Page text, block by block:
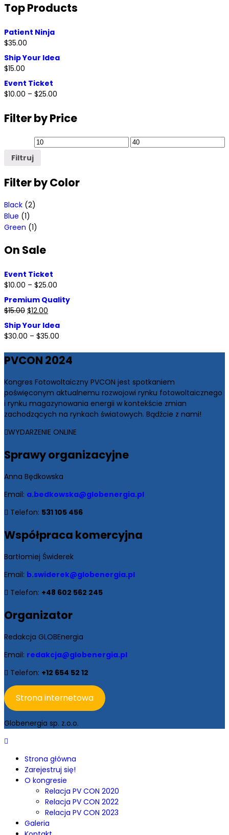
TopProducts
Patient Ninja
$35.00
Ship Your Idea
$15.00
Event Ticket
$10.00 – $25.00
Filter byPrice
Filtruj
Filter byColor
Black (2)
Blue (1)
Green (1)
On Sale
Event Ticket
$10.00 – $25.00
Premium Quality
$15.00 $12.00
Ship Your Idea
$30.00 – $35.00
PVCON 2024
Kongres Fotowoltaiczny PVCON jest spotkaniem
poświęconym aktualnemu rozwojowi rynku fotowoltaicznego
i rynku magazynowania energii w kontekście zmian
zachodzących na rynkach światowych. Bądźcie z nami!
WYDARZENIE ONLINE
Sprawyorganizacyjne
Anna Będkowska
Email: a.bedkowska@globenergia.pl
Telefon: 531 105 456
Współpraca komercyjna
Bartłomiej Świderek
Email: b.swiderek@globenergia.pl
Telefon: +48 602 562 245
Organizator
Redakcja GLOBEnergia
Email: redakcja@globenergia.pl
Telefon: +12 654 52 12
Strona internetowa
Globenergia sp. z.o.o.
Strona główna
Zarejestruj się!
O kongresie
Relacja PV CON 2020
Relacja PV CON 2022
Relacja PV CON 2023
Galeria